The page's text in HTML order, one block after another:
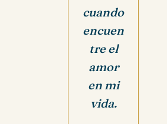
cuando
encuen
tre el
amor
en mi
vida.